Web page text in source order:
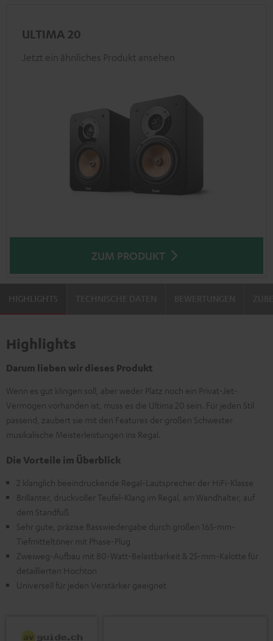
ULTIMA 20
Jetzt ein ähnliches Produkt ansehen
ZUM PRODUKT
HIGHLIGHTS
Highlights
Darum lieben wir dieses Produkt
Wenn es gut klingen soll, aber weder Platz noch ein Privat-Jet-
Vermögen vorhanden ist, muss es die Ultima 20 sein. Für jeden Stil
passend, zaubert sie mit den Features der großen Schwester
musikalische Meisterleistungen ins Regal.
Die Vorteile im Überblick
2 klanglich beeindruckende Regal-Lautsprecher der HiFi-Klasse
Brillanter, druckvoller Teufel-Klang im Regal, am Wandhalter, auf
dem Standfuß
Sehr gute, präzise Basswiedergabe durch großen 165-mm-
Tiefmitteltöner mit Phase-Plug
Zweiweg-Aufbau mit 80-Watt-Belastbarkeit & 25-mm-Kalotte für
detaillierten Hochton
Universell für jeden Verstärker geeignet